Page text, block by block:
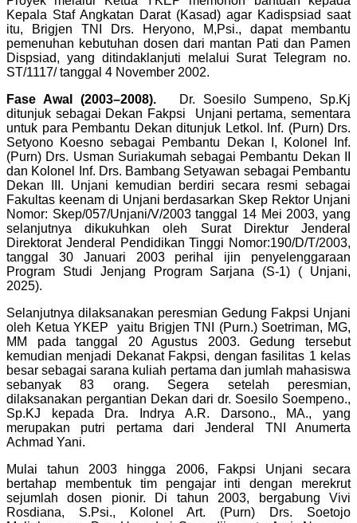
Kepala Staf Angkatan Darat (Kasad) agar Kadispsiad saat
itu, Brigjen TNI Drs. Heryono, M,Psi., dapat membantu
pemenuhan kebutuhan dosen dari mantan Pati dan Pamen
Dispsiad, yang ditindaklanjuti melalui Surat Telegram no.
ST/1117/ tanggal 4 November 2002.
Fase Awal (2003–2008).Dr. Soesilo Sumpeno, Sp.Kj
ditunjuk sebagai Dekan Fakpsi Unjani pertama, sementara
untuk para Pembantu Dekan ditunjuk Letkol. Inf. (Purn) Drs.
Setyono Koesno sebagai Pembantu Dekan I, Kolonel Inf.
(Purn) Drs. Usman Suriakumah sebagai Pembantu Dekan II
dan Kolonel Inf. Drs. Bambang Setyawan sebagai Pembantu
Dekan III. Unjani kemudian berdiri secara resmi sebagai
Fakultas keenam di Unjani berdasarkan Skep Rektor Unjani
Nomor: Skep/057/Unjani/V/2003 tanggal 14 Mei 2003, yang
selanjutnya dikukuhkan oleh Surat Direktur Jenderal
Direktorat Jenderal Pendidikan Tinggi Nomor:190/D/T/2003,
tanggal 30 Januari 2003 perihal ijin penyelenggaraan
Program Studi Jenjang Program Sarjana (S-1) ( Unjani,
2025).
Selanjutnya dilaksanakan peresmian Gedung Fakpsi Unjani
oleh Ketua YKEP yaitu Brigjen TNI (Purn.) Soetriman, MG,
MM pada tanggal 20 Agustus 2003. Gedung tersebut
kemudian menjadi Dekanat Fakpsi, dengan fasilitas 1 kelas
besar sebagai sarana kuliah pertama dan jumlah mahasiswa
sebanyak 83 orang. Segera setelah peresmian,
dilaksanakan pergantian Dekan dari dr. Soesilo Soempeno.,
Sp.KJ kepada Dra. Indrya A.R. Darsono., MA., yang
merupakan putri pertama dari Jenderal TNI Anumerta
Achmad Yani.
Mulai tahun 2003 hingga 2006, Fakpsi Unjani secara
bertahap membentuk tim pengajar inti dengan merekrut
sejumlah dosen pionir. Di tahun 2003, bergabung Vivi
Rosdiana, S.Psi., Kolonel Art. (Purn) Drs. Soetojo